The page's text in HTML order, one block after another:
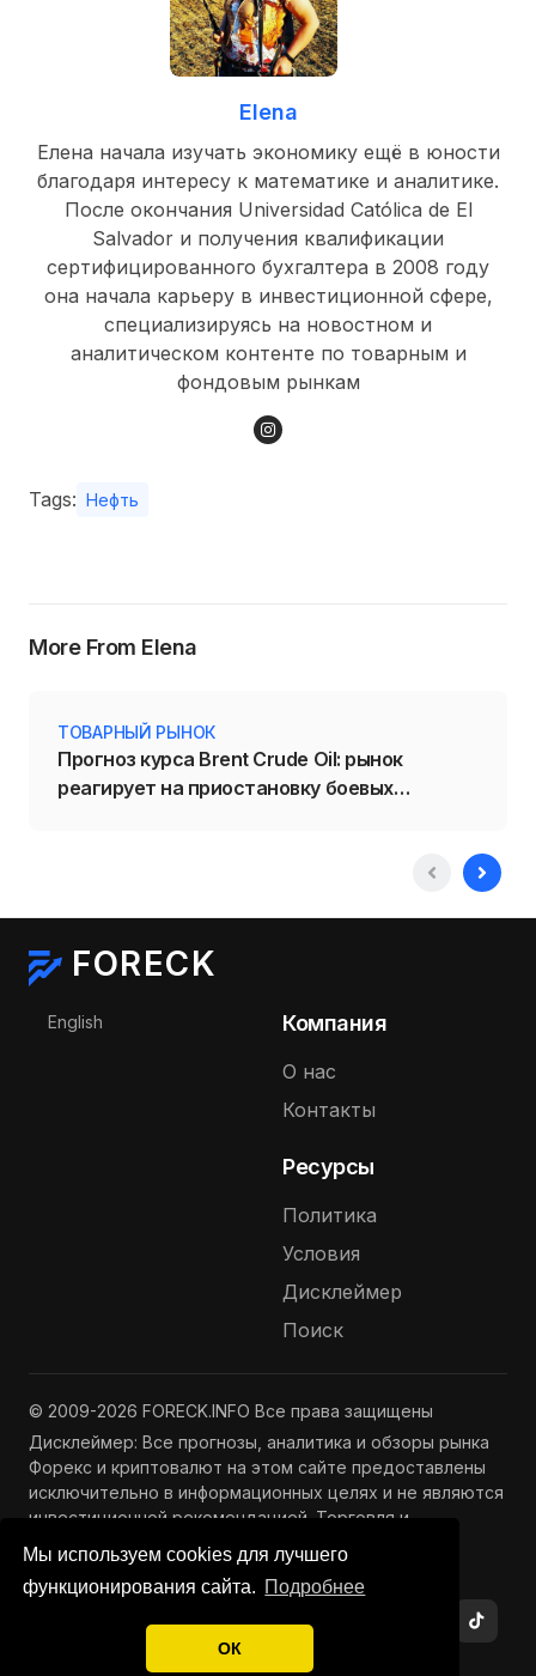
Мы используем cookies для лучшего
функционирования сайта. Подробнее
ОК
Elena
Елена начала изучать экономику ещё в юности
благодаря интересу к математике и аналитике.
После окончания Universidad Católica de El
Salvador и получения квалификации
сертифицированного бухгалтера в 2008 году
она начала карьеру в инвестиционной сфере,
специализируясь на новостном и
аналитическом контенте по товарным и
фондовым рынкам
Tags: Нефть
More From Elena
ТОВАРНЫЙ РЫНОК
Прогноз курса Brent Crude Oil: рынок
реагирует на приостановку боевых
FORECK
Выберите язык
English Компания
О нас
Контакты
Ресурсы
Политика
Условия
Дисклеймер
Поиск
© 2009-2026 FORECK.INFO Все права защищены
Дисклеймер: Все прогнозы, аналитика и обзоры рынка
Форекс и криптовалют на этом сайте предоставлены
исключительно в информационных целях и не являются
инвестиционной рекомендацией. Торговля и
инвестиции связаны с риском потери капитала.
Подробнее —Полный дисклеймер